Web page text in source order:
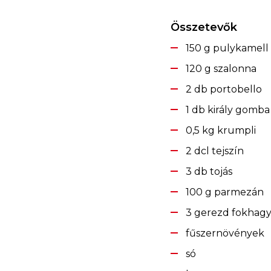
Összetevők
150 g pulykamell
120 g szalonna
2 db portobello
1 db király gomba
0,5 kg krumpli
2 dcl tejszín
3 db tojás
100 g parmezán
3 gerezd
fűszernövények
só